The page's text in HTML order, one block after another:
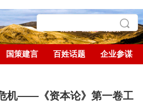
国策建言 百姓话题 企业参谋
机——《资本论》第一卷工